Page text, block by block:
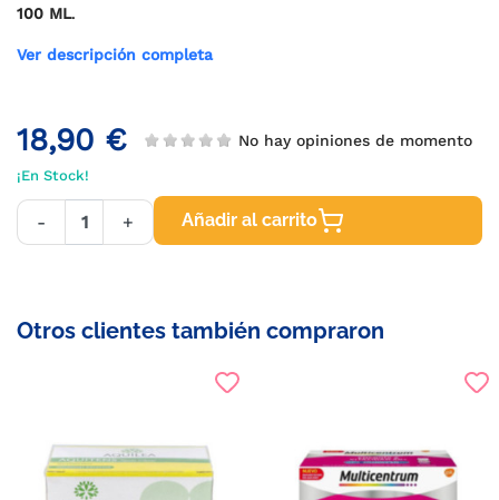
100 ML.
Ver descripción completa
18,90 € No hay opiniones de momento
¡En Stock!
- + Añadir al carrito
Otros clientes también compraron